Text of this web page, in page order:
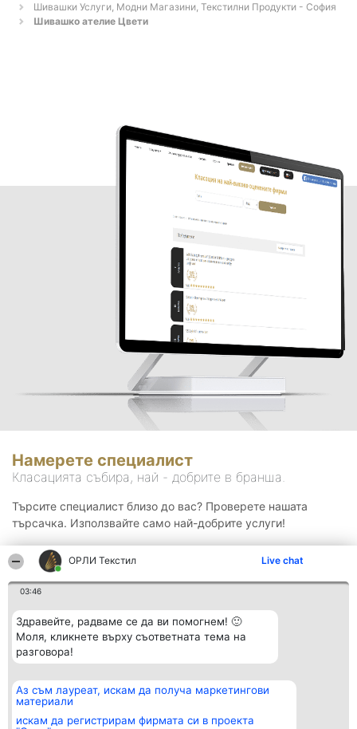
ОРЛИ Текстил Live chat
03:46
Здравейте, радваме се да ви помогнем! 🙂
Моля, кликнете върху съответната тема на
разговора!
Аз съм лауреат, искам да получа маркетингови
материали
искам да регистрирам фирмата си в проекта
Шивашки Услуги, Модни Магазини, Текстилни Продукти - София
Шивашко ателие Цвети
Намерете специалист
Класацията събира, най - добрите в бранша.
Търсите специалист близо до вас? Проверете нашата
търсачка. Използвайте само най-добрите услуги!
Организатор на
класиране
BulevardulAleea Timișul De
Класация
всички
Контакти